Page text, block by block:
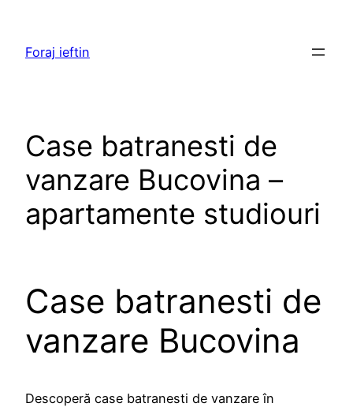
content
Foraj ieftin
Case batranesti de
vanzare Bucovina –
apartamente studiouri
Case batranesti de
vanzare Bucovina
Descoperă case batranesti de vanzare în